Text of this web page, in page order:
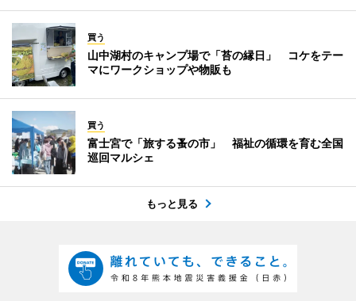
買う
山中湖村のキャンプ場で「苔の縁日」 コケをテー
マにワークショップや物販も
買う
富士宮で「旅する蚤の市」 福祉の循環を育む全国
巡回マルシェ
もっと見る